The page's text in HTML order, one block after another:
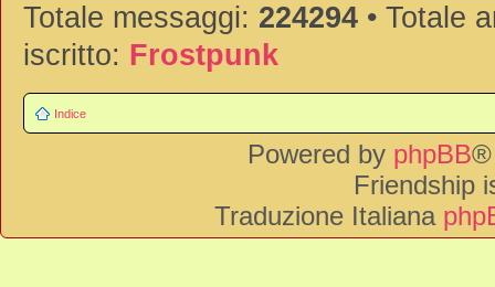
Totale messaggi: 224294 • Totale
iscritto: Frostpunk
Indice
Powered by phpBB®
Friendship
Traduzione Italiana